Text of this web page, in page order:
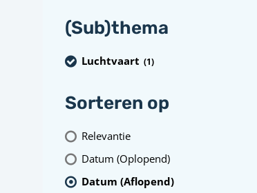
(Sub)thema
Luchtvaart (1)
Sorteren op
Relevantie
Datum (Oplopend)
Datum (Aflopend)